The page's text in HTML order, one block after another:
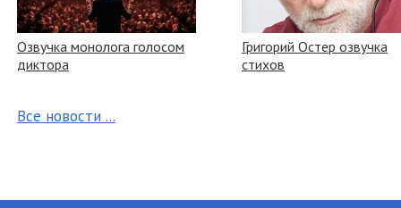
Озвучка монолога голосом
диктора
Григорий Остер озвучка
стихов
Все новости ...